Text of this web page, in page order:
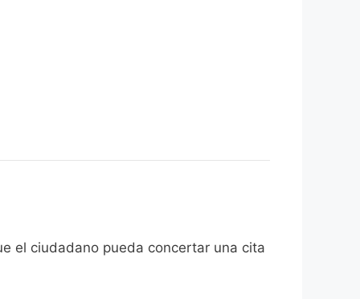
el ciudadano pueda concertar una cita